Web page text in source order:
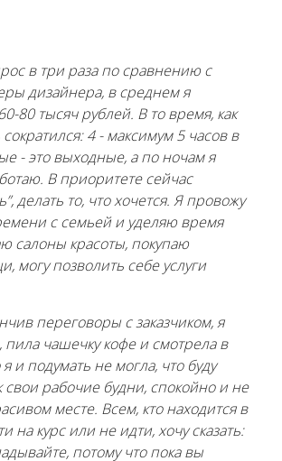
в три раза по сравнению с
дизайнера, в среднем я
80 тысяч рублей. В то время, как
4 - максимум 5 часов в
- это выходные, а по ночам я
В приоритете сейчас
делать то, что хочется. Я провожу
с семьей и уделяю время
салоны красоты, покупаю
могу позволить себе услуги
переговоры с заказчиком, я
пила чашечку кофе и смотрела в
и подумать не могла, что буду
свои рабочие будни, спокойно и не
месте. Всем, кто находится в
на курс или не идти, хочу сказать:
потому что пока вы